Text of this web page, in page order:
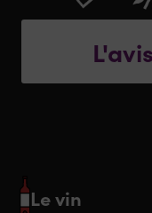
Le vin